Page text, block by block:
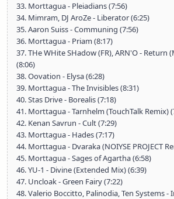
33. Morttagua - Pleiadians (7:56)
34. Mimram, DJ AroZe - Liberator (6:25)
35. Aaron Suiss - Communing (7:56)
36. Morttagua - Priam (8:17)
37. THe WHite SHadow (FR), ARN'O - Return
(8:06)
38. Oovation - Elysa (6:28)
39. Morttagua - The Invisibles (8:31)
40. Stas Drive - Borealis (7:18)
41. Morttagua - Tarnhelm (TouchTalk Remix)
42. Kenan Savrun - Cult (7:29)
43. Morttagua - Hades (7:17)
44. Morttagua - Dvaraka (NOIYSE PROJECT
45. Morttagua - Sages of Agartha (6:58)
46. YU-1 - Divine (Extended Mix) (6:39)
47. Uncloak - Green Fairy (7:22)
48. Valerio Boccitto, Palinodia, Ten Systems -